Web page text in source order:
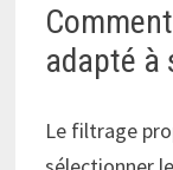
adapté à
Le filtrage